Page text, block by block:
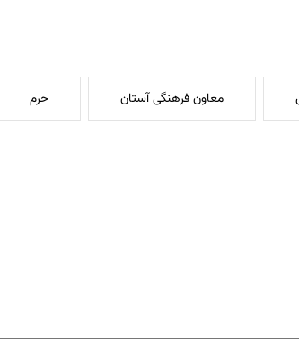
معاون فرهنگی آستان حرم